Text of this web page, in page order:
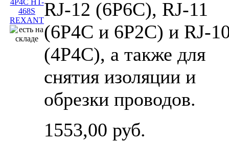
RJ-12 (6P6C), RJ-11
(6P4C и 6P2C) и RJ-
(4P4C), а также для
снятия изоляции и
обрезки проводов.
1553,00 руб.